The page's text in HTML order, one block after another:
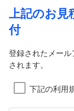
上記のお見
付
登録されたメー
されます。
下記の利用